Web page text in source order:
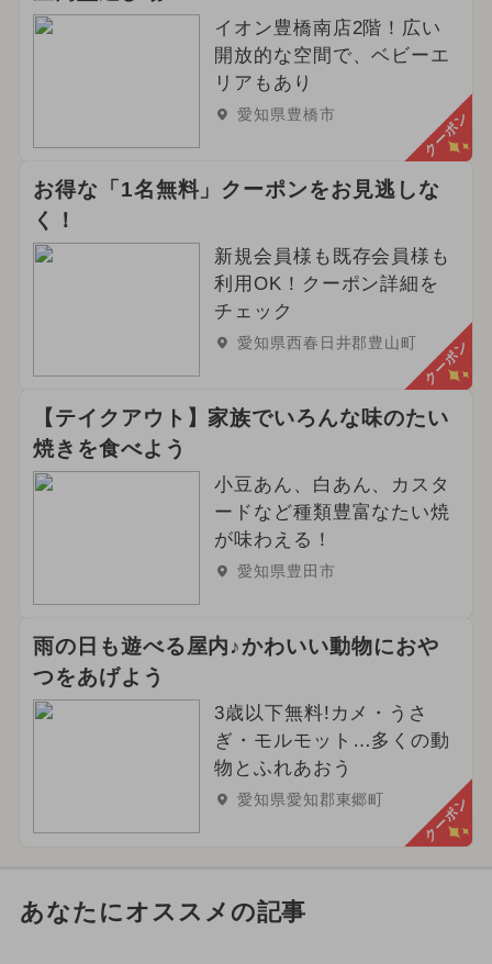
イオン豊橋南店2階！広い
開放的な空間で、ベビーエ
リアもあり
愛知県豊橋市 クーポン
お得な「1名無料」クーポンをお見逃しな
く！
新規会員様も既存会員様も
利用OK！クーポン詳細を
チェック
愛知県西春日井郡豊山町 クーポン
【テイクアウト】家族でいろんな味のたい
焼きを食べよう
小豆あん、白あん、カスタ
ードなど種類豊富なたい焼
が味わえる！
愛知県豊田市
雨の日も遊べる屋内♪かわいい動物におや
つをあげよう
3歳以下無料!カメ・うさ
ぎ・モルモット…多くの動
物とふれあおう
愛知県愛知郡東郷町 クーポン
あなたにオススメの記事